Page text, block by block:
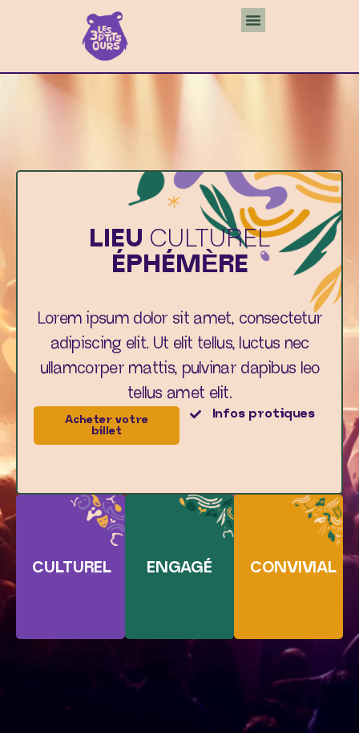
LIEU CULTUREL
ÉPHÉMÈRE
Lorem ipsum dolor sit amet, consectetur
adipiscing elit. Ut elit tellus, luctus nec
ullamcorper mattis, pulvinar dapibus leo
tellus amet elit.
Acheter votre
billet
Infos protiques
CULTUREL ENGAGÉ CONVIVIAL